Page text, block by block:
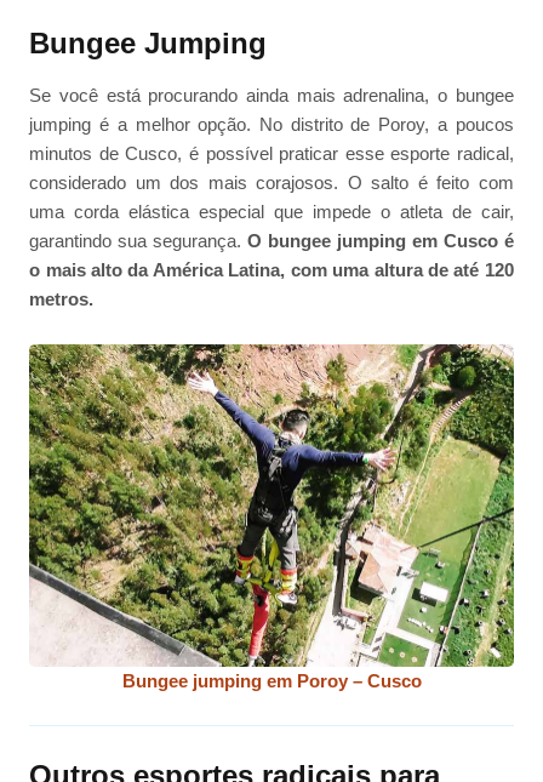
Bungee Jumping
Se você está procurando ainda mais adrenalina, o bungee
jumping é a melhor opção. No distrito de Poroy, a poucos
minutos de Cusco, é possível praticar esse esporte radical,
considerado um dos mais corajosos. O salto é feito com
uma corda elástica especial que impede o atleta de cair,
garantindo sua segurança.O bungee jumping em Cusco é
o mais alto da América Latina, com uma altura de até 120
metros.
Bungee jumping em Poroy – Cusco
Outros esportes radicais para